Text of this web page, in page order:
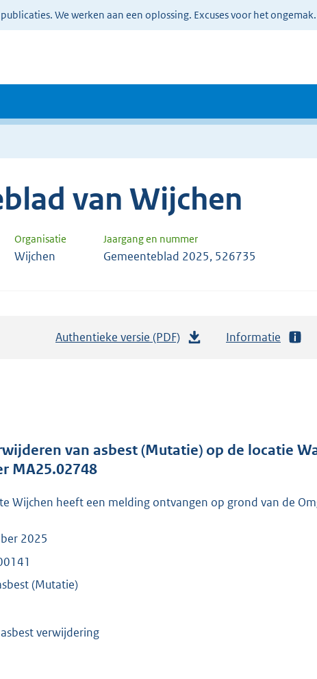
We werken aan een oplossing. Excuses voor het ongemak.
van Wijchen
Organisatie Jaargang en nummer
Wijchen Gemeenteblad 2025, 526735
Authentieke versie (PDF)
d
r
Informatie
van asbest (Mutatie) op de locatie
MA25.02748
Wijchen heeft een melding ontvangen op grond van de
2025
(Mutatie)
verwijdering